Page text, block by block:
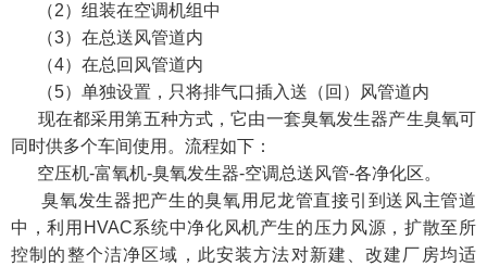
（2）组装在空调机组中
（3）在总送风管道内
（4）在总回风管道内
（5）单独设置，只将排气口插入送（回）风管道内
现在都采用第五种方式，它由一套臭氧发生器产生臭氧可
同时供多个车间使用。流程如下：
空压机-富氧机-臭氧发生器-空调总送风管-各净化区。
臭氧发生器把产生的臭氧用尼龙管直接引到送风主管道
中，利用HVAC系统中净化风机产生的压力风源，扩散至所
控制的整个洁净区域，此安装方法对新建、改建厂房均适